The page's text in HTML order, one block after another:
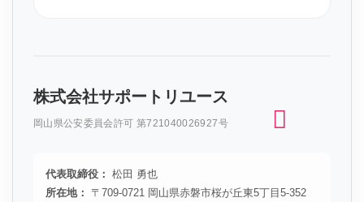
株式会社サポートリユース
岡山県公安委員会許可 第721040026927号
代表取締役： 松田 勇也
所在地：
〒709-0721 岡山県赤磐市桜が丘東5丁目5-352